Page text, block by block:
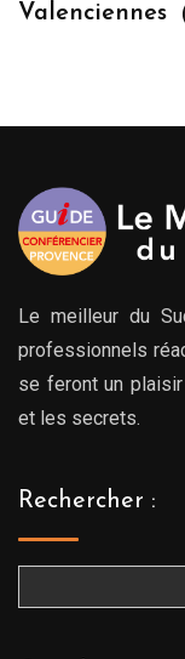
Valenciennes
Le meilleur du
professionnels
se feront un
et les secrets.
Rechercher :